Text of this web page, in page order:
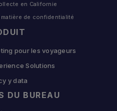
pour les voyageurs
Solutions
y data
DU BUREAU
en Californie
de confidentialité